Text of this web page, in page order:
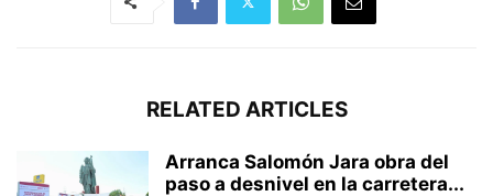
RELATED ARTICLES
Arranca Salomón Jara obra del
paso a desnivel en la carretera...